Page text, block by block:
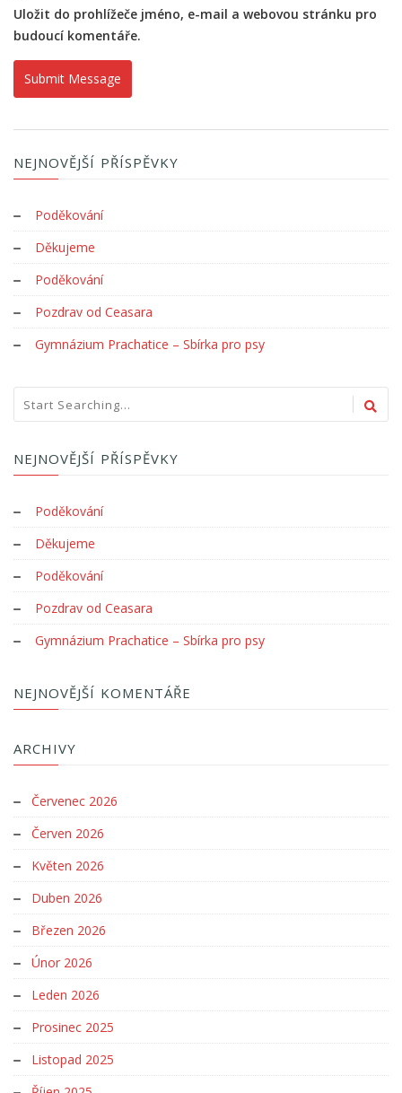
Uložit do prohlížeče jméno, e-mail a webovou stránku pro
budoucí komentáře.
NEJNOVĚJŠÍ PŘÍSPĚVKY
Poděkování
Děkujeme
Poděkování
Pozdrav od Ceasara
Gymnázium Prachatice – Sbírka pro psy
NEJNOVĚJŠÍ PŘÍSPĚVKY
Poděkování
Děkujeme
Poděkování
Pozdrav od Ceasara
Gymnázium Prachatice – Sbírka pro psy
NEJNOVĚJŠÍ KOMENTÁŘE
ARCHIVY
Červenec 2026
Červen 2026
Květen 2026
Duben 2026
Březen 2026
Únor 2026
Leden 2026
Prosinec 2025
Listopad 2025